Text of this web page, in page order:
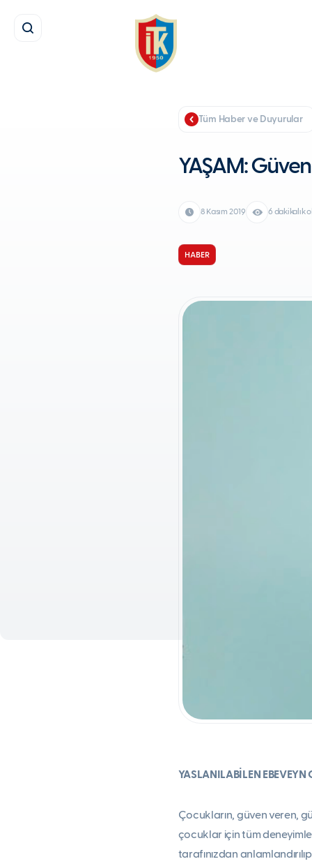
Tüm Haber ve Duyurular
YAŞAM:
8 Kasım 2019 6 dakikalık
HABER
YASLANILABİLEN
Çocukların, güven veren,
çocuklar için tüm
tarafınızdan